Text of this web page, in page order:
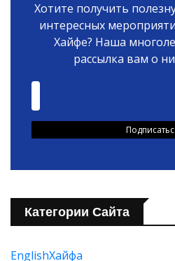
Хотите получить
интересных
Хайфе? Наша
рассылка вам о
Категории Сайта
EnglishХайфа